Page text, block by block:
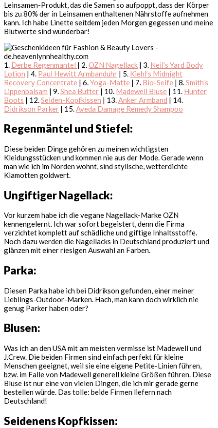
Leinsamen-Produkt, das die Samen so aufpoppt, dass der Körper
bis zu 80% der in Leinsamen enthaltenen Nährstoffe aufnehmen
kann. Ich habe Linette seitdem jeden Morgen gegessen und meine
Blutwerte sind wunderbar!
1. Derbe Regenmantel | 2.OZN Nagellack | 3. Neil’s Yard Body
Lotion | 4. Paul Hewitt Armbanduhr | 5. Kiehl’s Midnight
Recovery Concentrate | 6.Yoga-Matte | 7. Bio-Seife | 8.Smith’s
Lippenbalsam | 9.Shea Butter | 10. Madewell Bluse | 11. Hunter
Boots | 12.Seiden-Kopfkissen | 13.Anker Armband | 14.
Didrikson Parker | 15.Aveda Damage Remedy Shampoo
Regenmäntel und Stiefel:
Diese beiden Dinge gehören zu meinen wichtigsten
Kleidungsstücken und kommen nie aus der Mode. Gerade wenn
man wie ich im Norden wohnt, sind stylische, wetterdichte
Klamotten goldwert.
Ungiftiger Nagellack:
Vor kurzem habe ich die vegane Nagellack-Marke OZN
kennengelernt. Ich war sofort begeistert, denn die Firma
verzichtet komplett auf schädliche und giftige Inhaltsstoffe.
Noch dazu werden die Nagellacks in Deutschland produziert und
glänzen mit einer riesigen Auswahl an Farben.
Parka:
Diesen Parka habe ich bei Didrikson gefunden, einer meiner
Lieblings-Outdoor-Marken. Hach, man kann doch wirklich nie
genug Parker haben oder?
Blusen:
Was ich an den USA mit am meisten vermisse ist Madewell und
J.Crew. Die beiden Firmen sind einfach perfekt für kleine
Menschen geeignet, weil sie eine eigene Petite-Linien führen,
bzw. im Falle von Madewell generell kleine Größen führen. Diese
Bluse ist nur eine von vielen Dingen, die ich mir gerade gerne
bestellen würde. Das tolle: beide Firmen liefern nach
Deutschland!
Seidenens Kopfkissen: